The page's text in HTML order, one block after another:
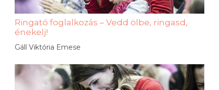
Ringató foglalkozás – Vedd ölbe, ringasd,
énekelj!
Gáll Viktória Emese